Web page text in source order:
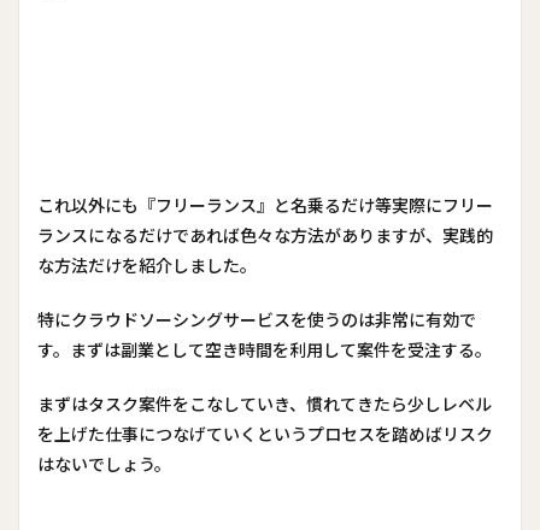
これ以外にも『フリーランス』と名乗るだけ等実際にフリー
ランスになるだけであれば色々な方法がありますが、実践的
な方法だけを紹介しました。
特にクラウドソーシングサービスを使うのは非常に有効で
す。まずは副業として空き時間を利用して案件を受注する。
まずはタスク案件をこなしていき、慣れてきたら少しレベル
を上げた仕事につなげていくというプロセスを踏めばリスク
はないでしょう。